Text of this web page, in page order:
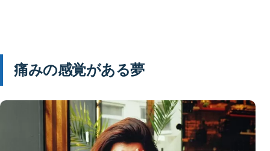
痛みの感覚がある夢